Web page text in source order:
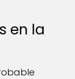
en la